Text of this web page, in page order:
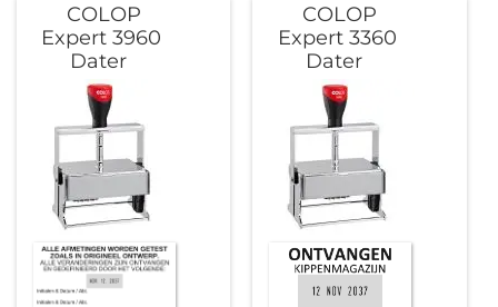
COLOP
Expert 3960
Dater
COLOP
Expert 3360
Dater